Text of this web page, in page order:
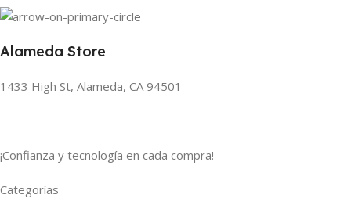
Alameda Store
1433 High St, Alameda, CA 94501
¡Confianza y tecnología en cada compra!
Categorías